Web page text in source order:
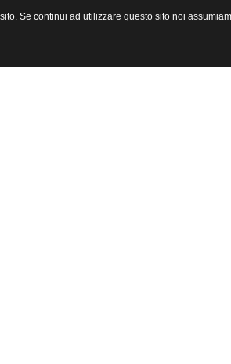
Se continui ad utilizzare questo sito noi